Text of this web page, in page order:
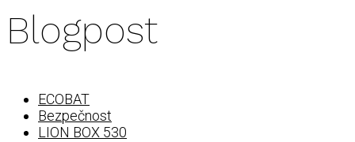
Blogpost
ECOBAT
Bezpečnost
LION BOX 530